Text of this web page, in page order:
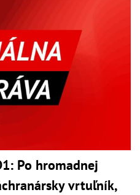
Po hromadnej
vrtuľník,